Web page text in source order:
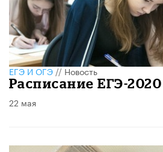
ЕГЭ И ОГЭ//Новость
Расписание ЕГЭ-2020
22 мая